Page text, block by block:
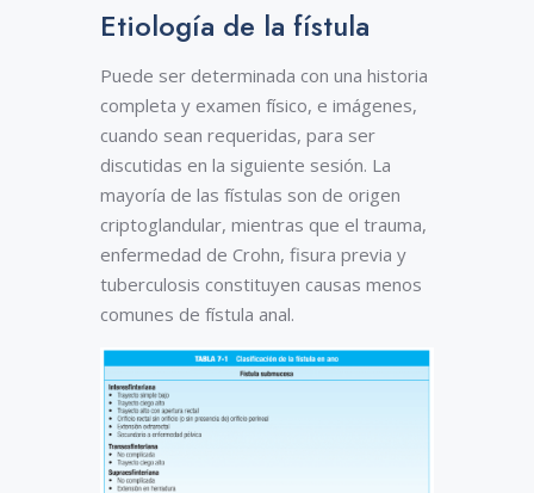
Etiología de la fístula
Puede ser determinada con una historia
completa y examen físico, e imágenes,
cuando sean requeridas, para ser
discutidas en la siguiente sesión. La
mayoría de las fístulas son de origen
criptoglandular, mientras que el trauma,
enfermedad de Crohn, fisura previa y
tuberculosis constituyen causas menos
comunes de fístula anal.